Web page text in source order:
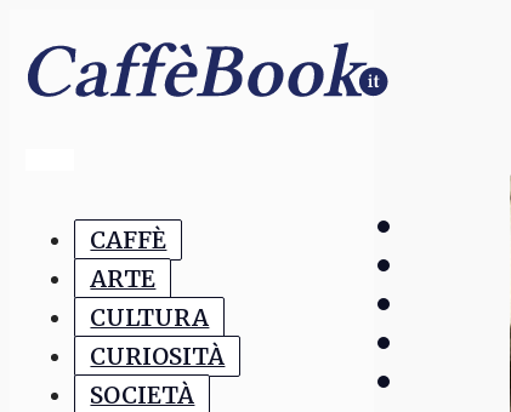
CAFFÈ
ARTE
CULTURA
CURIOSITÀ
SOCIETÀ